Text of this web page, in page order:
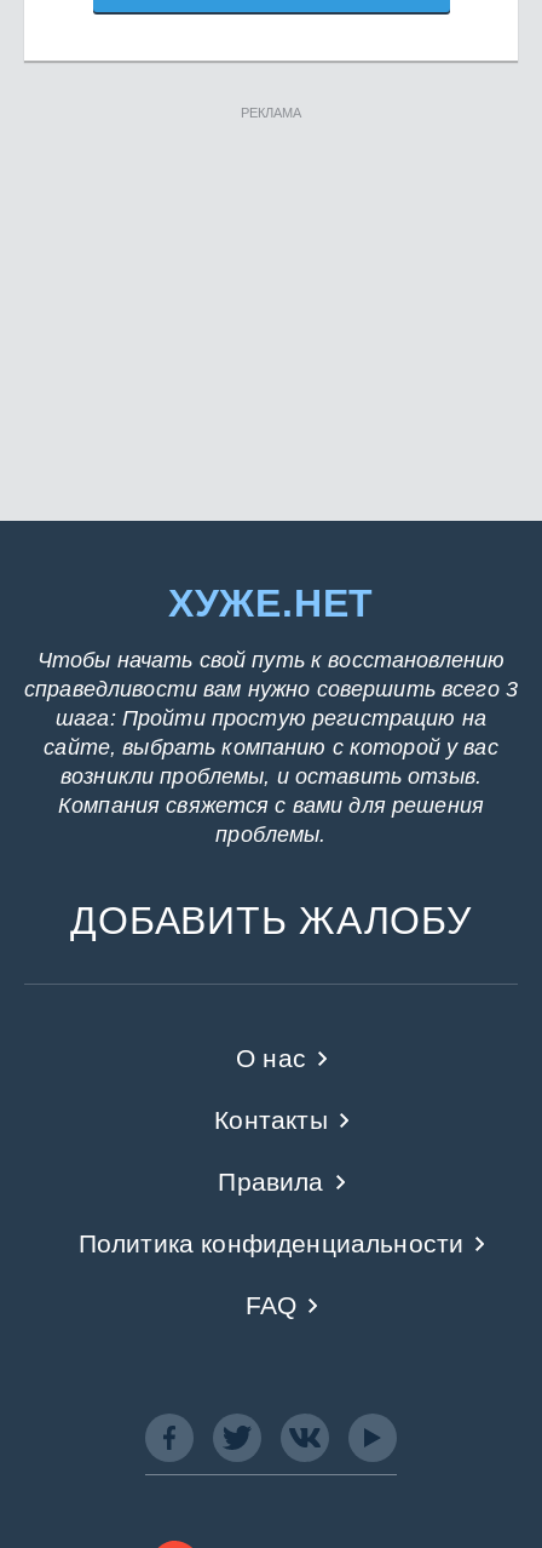
РЕКЛАМА
ХУЖЕ.НЕТ
Чтобы начать свой путь к восстановлению
справедливости вам нужно совершить всего 3
шага: Пройти простую регистрацию на
сайте, выбрать компанию с которой у вас
возникли проблемы, и оставить отзыв.
Компания свяжется с вами для решения
проблемы.
ДОБАВИТЬ ЖАЛОБУ
О нас
Контакты
Правила
Политика конфиденциальности
FAQ